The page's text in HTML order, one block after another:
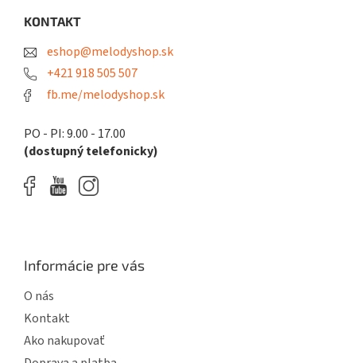
KONTAKT
eshop@melodyshop.sk
+421 918 505 507
fb.me/melodyshop.sk
PO - PI: 9.00 - 17.00
(dostupný telefonicky)
Informácie pre vás
O nás
Kontakt
Ako nakupovať